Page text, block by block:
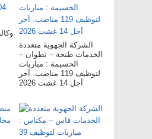
الشركة الجهوية متعددة
الخدمات طنجة – تطوان –
الحسيمة : مباريات
لتوظيف 119 مناصب. آخر
أجل 14 غشت 2026